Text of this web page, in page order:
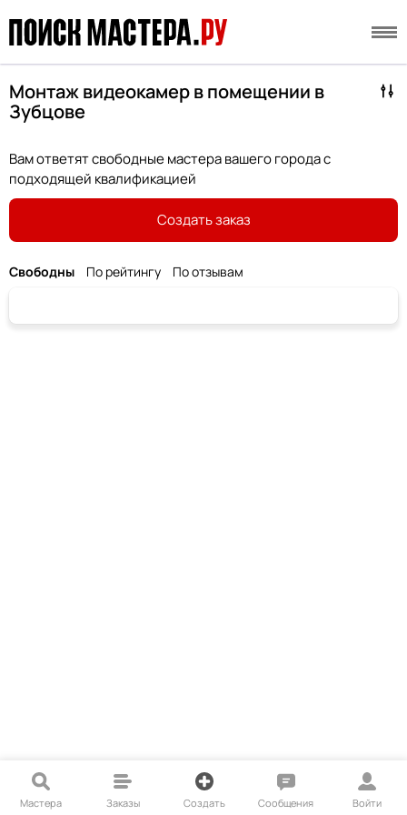
Монтаж видеокамер в помещении в
Зубцове
Вам ответят свободные мастера вашего города с
подходящей квалификацией
Создать заказ
Свободны По рейтингу По отзывам
Мастера Заказы Создать Сообщения Войти